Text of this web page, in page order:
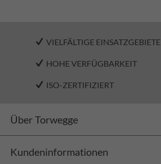
VIELFÄLTIGE EINSATZGEBIETE
HOHE VERFÜGBARKEIT
ISO-ZERTIFIZIERT
Über Torwegge
Kundeninformationen